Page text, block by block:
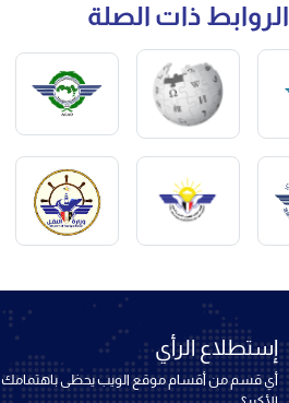
الروابط ذات الصلة
إستطلاع الرأي
أي قسم من أقسام موقع الويب يحظى باهتمامك